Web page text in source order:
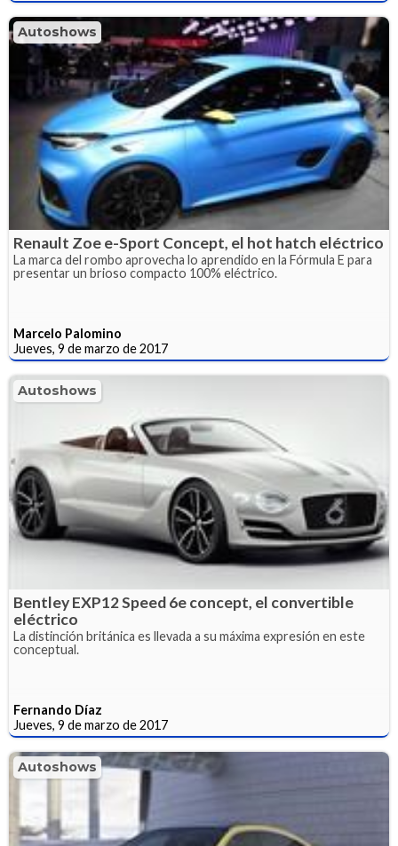
Autoshows
Renault Zoe e-Sport Concept, el hot hatch eléctrico
La marca del rombo aprovecha lo aprendido en la Fórmula E para
presentar un brioso compacto 100% eléctrico.
Marcelo Palomino
Jueves, 9 de marzo de 2017
Autoshows
Bentley EXP12 Speed 6e concept, el convertible
eléctrico
La distinción británica es llevada a su máxima expresión en este
conceptual.
Fernando Díaz
Jueves, 9 de marzo de 2017
Autoshows